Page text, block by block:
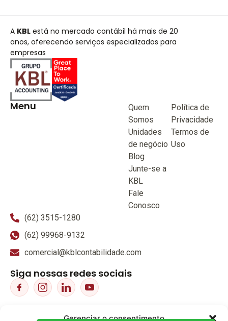
Gerenciar o consentimento
A KBL está no mercado contábil há mais de 20
anos, oferecendo serviços especializados para
empresas
Menu
Quem
Somos
Unidades
de negócio
Blog
Junte-se a
KBL
Fale
Conosco
Política de
Privacidade
Termos de
Uso
(62) 3515-1280
(62) 99968-9132
comercial@kblcontabilidade.com
Siga nossas redes sociais